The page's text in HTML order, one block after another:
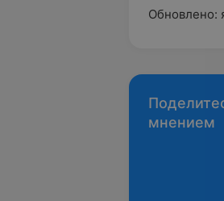
Обновлено:
мнением